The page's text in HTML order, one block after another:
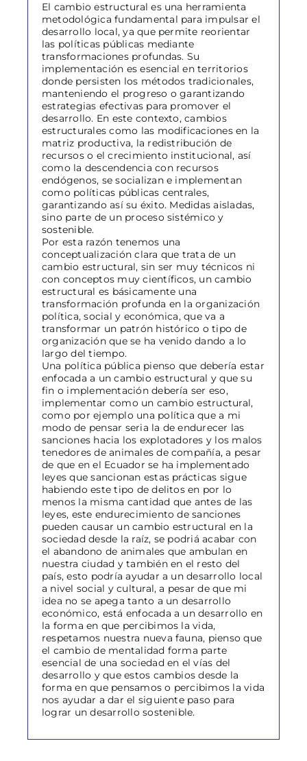
El cambio estructural es una herramienta
metodológica fundamental para impulsar el
desarrollo local, ya que permite reorientar
las políticas públicas mediante
transformaciones profundas. Su
implementación es esencial en territorios
donde persisten los métodos tradicionales,
manteniendo el progreso o garantizando
estrategias efectivas para promover el
desarrollo. En este contexto, cambios
estructurales como las modificaciones en la
matriz productiva, la redistribución de
recursos o el crecimiento institucional, así
como la descendencia con recursos
endógenos, se socializan e implementan
como políticas públicas centrales,
garantizando así su éxito. Medidas aisladas,
sino parte de un proceso sistémico y
sostenible.
Por esta razón tenemos una
conceptualización clara que trata de un
cambio estructural, sin ser muy técnicos ni
con conceptos muy científicos, un cambio
estructural es básicamente una
transformación profunda en la organización
política, social y económica, que va a
transformar un patrón histórico o tipo de
organización que se ha venido dando a lo
largo del tiempo.
Una política pública pienso que debería estar
enfocada a un cambio estructural y que su
fin o implementación debería ser eso,
implementar como un cambio estructural,
como por ejemplo una política que a mi
modo de pensar seria la de endurecer las
sanciones hacia los explotadores y los malos
tenedores de animales de compañía, a pesar
de que en el Ecuador se ha implementado
leyes que sancionan estas prácticas sigue
habiendo este tipo de delitos en por lo
menos la misma cantidad que antes de las
leyes, este endurecimiento de sanciones
pueden causar un cambio estructural en la
sociedad desde la raíz, se podriá acabar con
el abandono de animales que ambulan en
nuestra ciudad y también en el resto del
país, esto podría ayudar a un desarrollo local
a nivel social y cultural, a pesar de que mi
idea no se apega tanto a un desarrollo
económico, está enfocada a un desarrollo en
la forma en que percibimos la vida,
respetamos nuestra nueva fauna, pienso que
el cambio de mentalidad forma parte
esencial de una sociedad en el vías del
desarrollo y que estos cambios desde la
forma en que pensamos o percibimos la vida
nos ayudar a dar el siguiente paso para
lograr un desarrollo sostenible.